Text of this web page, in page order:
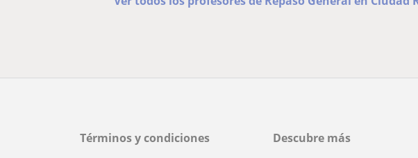
Términos y condiciones
Descubre más